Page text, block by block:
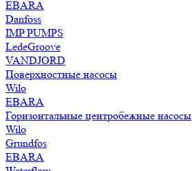
EBARA
Danfoss
IMP PUMPS
LedeGroove
VANDJORD
Поверхностные насосы
Wilo
EBARA
Горизонтальные центробежные насосы
Wilo
Grundfos
EBARA